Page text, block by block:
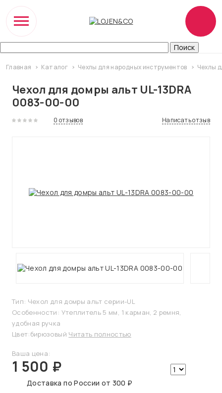
Главная Каталог Чехлы для народных инструментов Чехлы
Чехол для домры альт UL-13DRА
0083-00-00
0 отзывов Написать отзыв
Тип: Чехол для домры альт серии-UL
Особенности: Утеплитель 5 мм, 1 карман, 2 ремня,
удобная ручка
Цвет:бирюзовый Читать полностью
Ваша цена:
1 500 ₽
Доставка по России от 300 ₽